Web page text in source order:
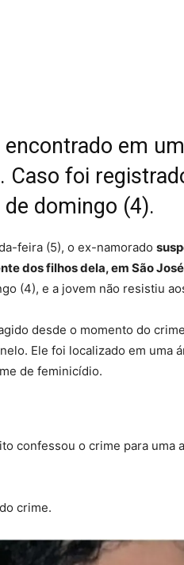
em
Caso foi
domingo (4).
feira (5), o ex-namorado
dos filhos dela, em São
(4), e a jovem não resistiu
desde o momento do
Ele foi localizado em uma
de feminicídio.
confessou o crime para uma
crime.